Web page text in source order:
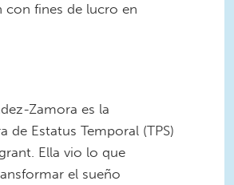
con fines de lucro en
Zamora es la
de Estatus Temporal (TPS)
Ella vio lo que
el sueño